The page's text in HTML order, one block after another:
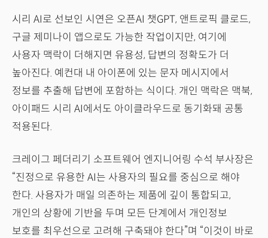
시리 AI로 선보인 시연은 오픈AI 챗GPT, 앤트로픽 클로드,
구글 제미나이 앱으로도 가능한 작업이지만, 여기에
사용자 맥락이 더해지면 유용성, 답변의 정확도가 더
높아진다. 예컨대 내 아이폰에 있는 문자 메시지에서
정보를 추출해 답변에 포함하는 식이다. 개인 맥락은 맥북,
아이패드 시리 AI에서도 아이클라우드로 동기화돼 공통
적용된다.
크레이그 페더리기 소프트웨어 엔지니어링 수석 부사장은
“진정으로 유용한 AI는 사용자의 필요를 중심으로 해야
한다. 사용자가 매일 의존하는 제품에 깊이 통합되고,
개인의 상황에 기반을 두며 모든 단계에서 개인정보
보호를 최우선으로 고려해 구축돼야 한다”며 “이것이 바로